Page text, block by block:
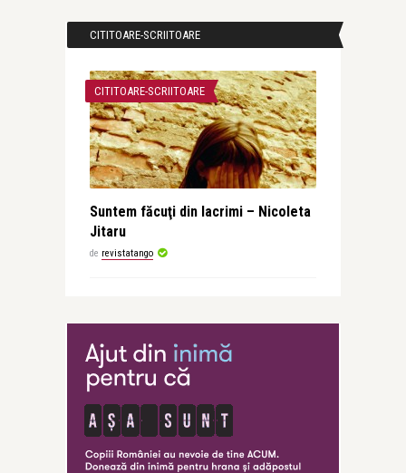
CITITOARE-SCRIITOARE
CITITOARE-SCRIITOARE
Suntem făcuţi din lacrimi – Nicoleta
Jitaru
de revistatango